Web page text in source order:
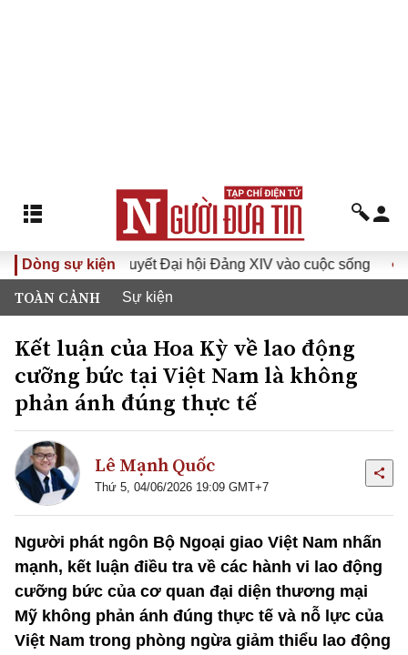
Dòng sự kiện
Đưa Nghị quyết Đại hội Đảng XIV vào cuộc sống
TOÀN CẢNH Sự kiện
Kết luận của Hoa Kỳ về lao động
cưỡng bức tại Việt Nam là không
phản ánh đúng thực tế
Lê Mạnh Quốc
Thứ 5, 04/06/2026 19:09 GMT+7
Người phát ngôn Bộ Ngoại giao Việt Nam nhấn
mạnh, kết luận điều tra về các hành vi lao động
cưỡng bức của cơ quan đại diện thương mại
Mỹ không phản ánh đúng thực tế và nỗ lực của
Việt Nam trong phòng ngừa giảm thiểu lao động